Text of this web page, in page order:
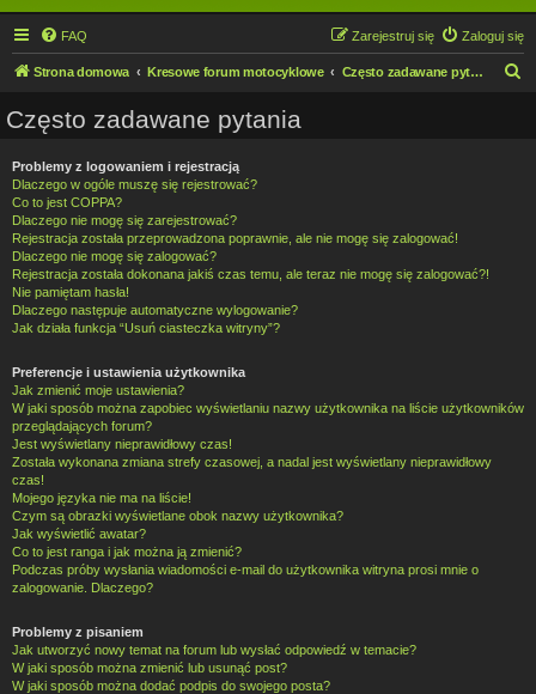
FAQ Zaloguj się
Zarejestruj się
Strona domowa Kresowe forum motocyklowe Często zadawane pytania
Często zadawane pytania
Problemy z logowaniem i rejestracją
Dlaczego w ogóle muszę się rejestrować?
Co to jest COPPA?
Dlaczego nie mogę się zarejestrować?
Rejestracja została przeprowadzona poprawnie, ale nie mogę się zalogować!
Dlaczego nie mogę się zalogować?
Rejestracja została dokonana jakiś czas temu, ale teraz nie mogę się zalogować?!
Nie pamiętam hasła!
Dlaczego następuje automatyczne wylogowanie?
Jak działa funkcja “Usuń ciasteczka witryny”?
Preferencje i ustawienia użytkownika
Jak zmienić moje ustawienia?
W jaki sposób można zapobiec wyświetlaniu nazwy użytkownika na liście użytkowników
przeglądających forum?
Jest wyświetlany nieprawidłowy czas!
Została wykonana zmiana strefy czasowej, a nadal jest wyświetlany nieprawidłowy
czas!
Mojego języka nie ma na liście!
Czym są obrazki wyświetlane obok nazwy użytkownika?
Jak wyświetlić awatar?
Co to jest ranga i jak można ją zmienić?
Podczas próby wysłania wiadomości e-mail do użytkownika witryna prosi mnie o
zalogowanie. Dlaczego?
Problemy z pisaniem
Jak utworzyć nowy temat na forum lub wysłać odpowiedź w temacie?
W jaki sposób można zmienić lub usunąć post?
W jaki sposób można dodać podpis do swojego posta?